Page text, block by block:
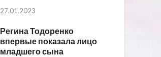
27.01.2023
Регина Тодоренко
впервые показала лицо
младшего сына